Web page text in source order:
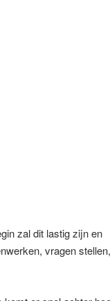
zal dit lastig zijn en
vragen stellen,